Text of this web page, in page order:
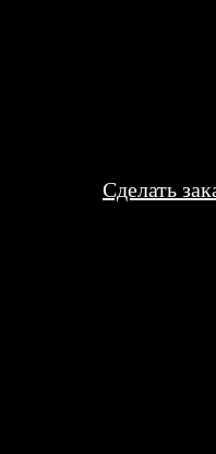
Сделать
из пластика «под